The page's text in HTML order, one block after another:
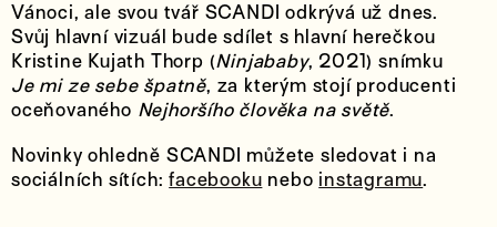
Vánoci, ale svou tvář SCANDI odkrývá už dnes.
Svůj hlavní vizuál bude sdílet s hlavní herečkou
Kristine Kujath Thorp (Ninjababy, 2021) snímku
Je mi ze sebe špatně, za kterým stojí producenti
oceňovaného Nejhoršího člověka na světě.
Novinky ohledně SCANDI můžete sledovat i na
sociálních sítích:facebooku nebo instagramu.